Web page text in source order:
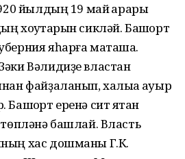
йылдың 19 май ҡарары
хоҡуҡтарын сикләй. Башҡорт
яһарға маташа.
Вәлидиҙе властан
файҙаланып, халыҡҡа ауыр
еренә сит яҡтан
башлай. Власть
хас дошманы Г.К.